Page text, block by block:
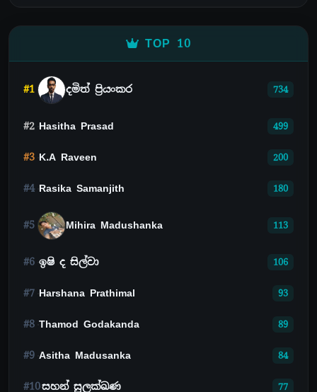
TOP 10
#1 දමිත් ප්‍රියංකර 734
#2 Hasitha Prasad 499
#3 K.A Raveen 200
#4 Rasika Samanjith 180
#5 Mihira Madushanka 113
#6 ඉෂි ද සිල්වා 106
#7 Harshana Prathimal 93
#8 Thamod Godakanda 89
#9 Asitha Madusanka 84
#10සහන් සුලක්ඛණ 77